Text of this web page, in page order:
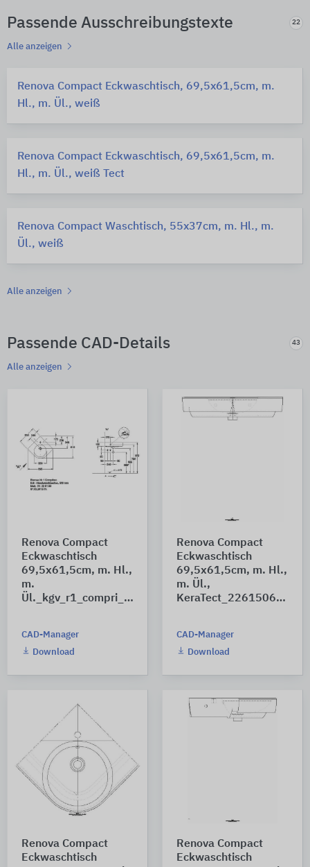
Passende Ausschreibungstexte 22
Alle anzeigen
Renova Compact Eckwaschtisch, 69,5x61,5cm, m.
Hl., m. Ül., weiß
Renova Compact Eckwaschtisch, 69,5x61,5cm, m.
Hl., m. Ül., weiß Tect
Renova Compact Waschtisch, 55x37cm, m. Hl., m.
Ül., weiß
Alle anzeigen
Passende CAD-Details 43
Alle anzeigen
Renova Compact
Eckwaschtisch
69,5x61,5cm, m. Hl.,
m.
Ül._kgv_r1_compri_226150
CAD-Manager
Download
Renova Compact
Eckwaschtisch
69,5x61,5cm, m. Hl.,
m. Ül.,
KeraTect_226150600_A
CAD-Manager
Download
Renova Compact
Eckwaschtisch
Renova Compact
Eckwaschtisch